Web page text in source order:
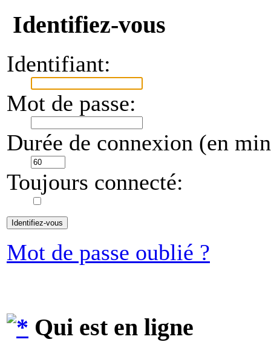
Identifiez-vous
Identifiant:
Mot de passe:
Durée de connexion (en
Toujours connecté:
Mot de passe oublié ?
Qui est en ligne